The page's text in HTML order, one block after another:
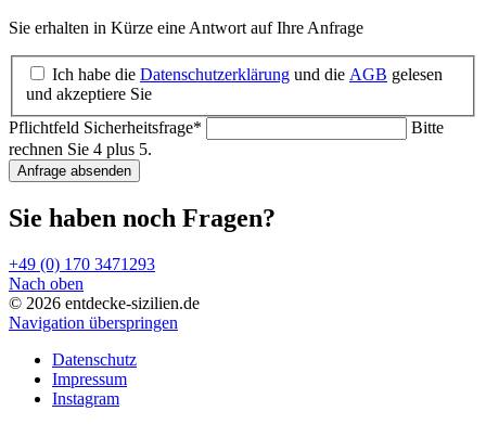
Sie erhalten in Kürze eine Antwort auf Ihre Anfrage
Ich habe die Datenschutzerklärung und die AGB gelesen
und akzeptiere Sie
Pflichtfeld Sicherheitsfrage*
Bitte
rechnen Sie 4 plus 5.
Anfrage absenden
Sie haben noch Fragen?
+49 (0) 170 3471293
Nach oben
© 2026 entdecke-sizilien.de
Navigation überspringen
Datenschutz
Impressum
Instagram